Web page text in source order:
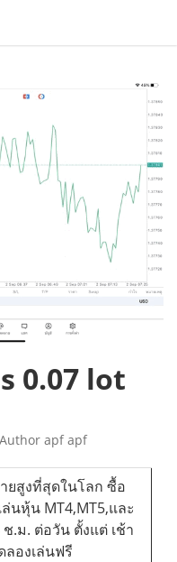
0.07 lot
Author apf apf
ยสูงที่สุดในโลก ซื้อ
นหุ้น MT4,MT5,และ
.ม. ต่อวัน ตั้งแต่ เช้า
ลองเล่นฟรี